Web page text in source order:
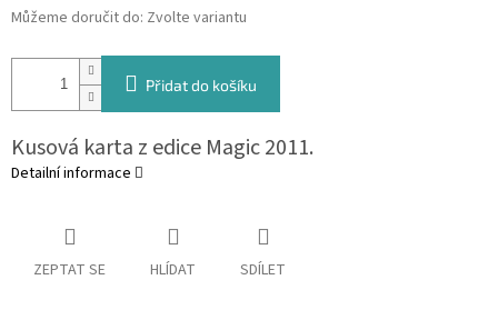
Můžeme doručit do: Zvolte variantu
Přidat do košíku
Kusová karta z edice Magic 2011.
Detailní informace
ZEPTAT SE HLÍDAT SDÍLET